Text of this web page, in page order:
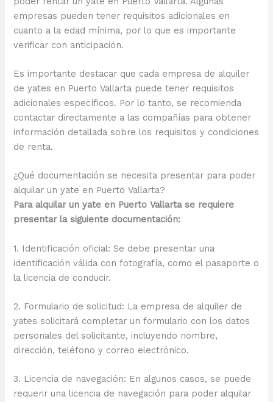
empresas pueden tener requisitos adicionales en
cuanto a la edad mínima, por lo que es importante
verificar con anticipación.
Es importante destacar que cada empresa de alquiler
de yates en Puerto Vallarta puede tener requisitos
adicionales específicos. Por lo tanto, se recomienda
contactar directamente a las compañías para obtener
información detallada sobre los requisitos y condiciones
de renta.
¿Qué documentación se necesita presentar para poder
alquilar un yate en Puerto Vallarta?
Para alquilar un yate en Puerto Vallarta se requiere
presentar la siguiente documentación:
1. Identificación oficial: Se debe presentar una
identificación válida con fotografía, como el pasaporte o
la licencia de conducir.
2. Formulario de solicitud: La empresa de alquiler de
yates solicitará completar un formulario con los datos
personales del solicitante, incluyendo nombre,
dirección, teléfono y correo electrónico.
3. Licencia de navegación: En algunos casos, se puede
requerir una licencia de navegación para poder alquilar